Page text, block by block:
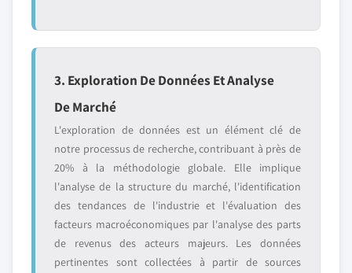
3. Exploration De Données Et Analyse
De Marché
L'exploration de données est un élément clé de
notre processus de recherche, contribuant à près de
20% à la méthodologie globale. Elle implique
l'analyse de la structure du marché, l'identification
des tendances de l'industrie et l'évaluation des
facteurs macroéconomiques par l'analyse des parts
de revenus des acteurs majeurs. Les données
pertinentes sont collectées à partir de sources